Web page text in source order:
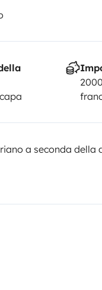
a seconda della